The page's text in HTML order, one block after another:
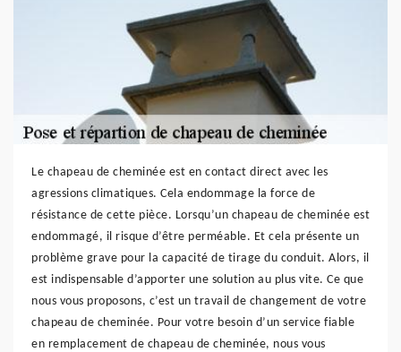
Le chapeau de cheminée est en contact direct avec les
agressions climatiques. Cela endommage la force de
résistance de cette pièce. Lorsqu’un chapeau de cheminée est
endommagé, il risque d’être perméable. Et cela présente un
problème grave pour la capacité de tirage du conduit. Alors, il
est indispensable d’apporter une solution au plus vite. Ce que
nous vous proposons, c’est un travail de changement de votre
chapeau de cheminée. Pour votre besoin d’un service fiable
en remplacement de chapeau de cheminée, nous vous